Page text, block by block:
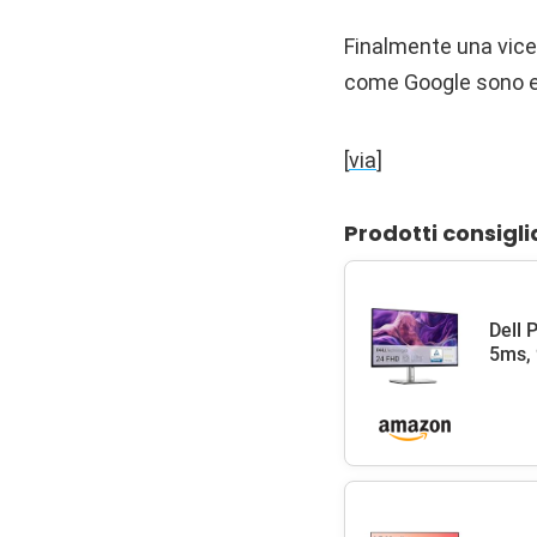
Finalmente una
come Google
[via]
Prodotti
Dell
5ms,